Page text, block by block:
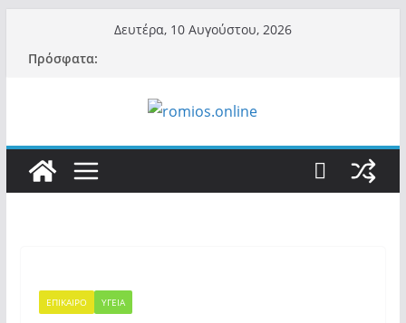
περιεχόμενο
Δευτέρα, 10 Αυγούστου, 2026
Πρόσφατα:
ΕΠΙΚΑΙΡΟ ΥΓΕΙΑ